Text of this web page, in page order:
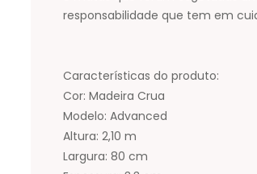
responsabilidade que tem em
Características do produto:
Cor: Madeira Crua
Modelo: Advanced
Altura: 2,10 m
Largura: 80 cm